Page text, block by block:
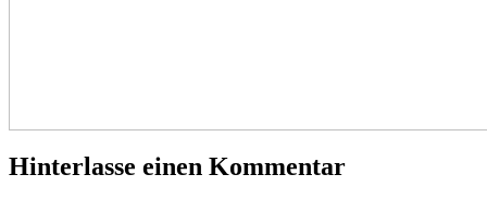
Hinterlasse einen Kommentar